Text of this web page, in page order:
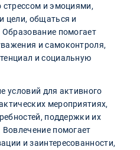
стрессом и эмоциями,
цели, общаться и
помогает
и самоконтроля,
и социальную
условий для активного
мероприятиях,
поддержки их
помогает
и заинтересованности,